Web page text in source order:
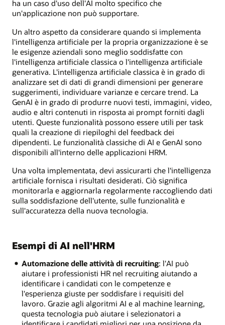
ha un caso d'uso dell'AI molto specifico che
un'applicazione non può supportare.
Un altro aspetto da considerare quando si implementa
l'intelligenza artificiale per la propria organizzazione è se
le esigenze aziendali sono meglio soddisfatte con
l'intelligenza artificiale classica o l'intelligenza artificiale
generativa. L'intelligenza artificiale classica è in grado di
analizzare set di dati di grandi dimensioni per generare
suggerimenti, individuare varianze e cercare trend. La
GenAI è in grado di produrre nuovi testi, immagini, video,
audio e altri contenuti in risposta ai prompt forniti dagli
utenti. Queste funzionalità possono essere utili per task
quali la creazione di riepiloghi del feedback dei
dipendenti. Le funzionalità classiche di AI e GenAI sono
disponibili all'interno delle applicazioni HRM.
Una volta implementata, devi assicurarti che l'intelligenza
artificiale fornisca i risultati desiderati. Ciò significa
monitorarla e aggiornarla regolarmente raccogliendo dati
sulla soddisfazione dell'utente, sulle funzionalità e
sull'accuratezza della nuova tecnologia.
Esempi di AI nell'HRM
Automazione delle attività di recruiting: l'AI può
aiutare i professionisti HR nel recruiting aiutando a
identificare i candidati con le competenze e
l'esperienza giuste per soddisfare i requisiti del
lavoro. Grazie agli algoritmi AI e al machine learning,
questa tecnologia può aiutare i selezionatori a